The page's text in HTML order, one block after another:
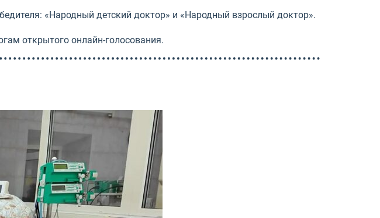
«Народный детский доктор» и «Народный взрослый доктор».
открытого онлайн-голосования.